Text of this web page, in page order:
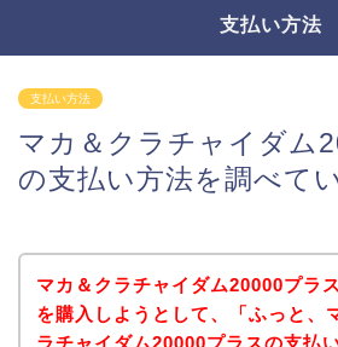
支払い方法
支払い方法
マカ＆クラチャイダム
の支払い方法を調べて
マカ＆クラチャイダム20000プラ
を購入しようとして、「ふっと、
ラチャイダム20000プラスの支払